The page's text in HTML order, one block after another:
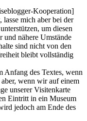
Kooperation]
mich aber bei der
um diesen
und nähere Umstände
sind nicht von den
bleibt vollständig
Anfang des Textes, wenn
wenn wir auf einem
unserer Visitenkarte
Eintritt in ein Museum
jedoch am Ende des